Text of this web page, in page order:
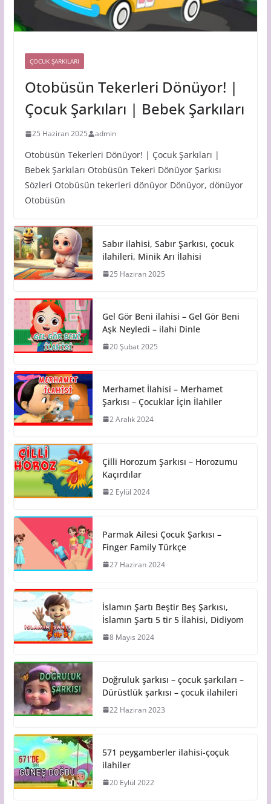
ÇOCUK ŞARKILARI
Otobüsün Tekerleri Dönüyor! |
Çocuk Şarkıları | Bebek Şarkıları
25 Haziran 2025 admin
Otobüsün Tekerleri Dönüyor! | Çocuk Şarkıları |
Bebek Şarkıları Otobüsün Tekeri Dönüyor Şarkısı
Sözleri Otobüsün tekerleri dönüyor Dönüyor, dönüyor
Otobüsün
Sabır ilahisi, Sabır Şarkısı, çocuk
ilahileri, Minik Arı İlahisi
25 Haziran 2025
Gel Gör Beni ilahisi – Gel Gör Beni
Aşk Neyledi – ilahi Dinle
20 Şubat 2025
Merhamet İlahisi – Merhamet
Şarkısı – Çocuklar İçin İlahiler
2 Aralık 2024
Çilli Horozum Şarkısı – Horozumu
Kaçırdılar
2 Eylül 2024
Parmak Ailesi Çocuk Şarkısı –
Finger Family Türkçe
27 Haziran 2024
İslamın Şartı Beştir Beş Şarkısı,
İslamın Şartı 5 tir 5 İlahisi, Didiyom
8 Mayıs 2024
Doğruluk şarkısı – çocuk şarkıları –
Dürüstlük şarkısı – çocuk ilahileri
22 Haziran 2023
571 peygamberler ilahisi-çoçuk
ilahiler
20 Eylül 2022